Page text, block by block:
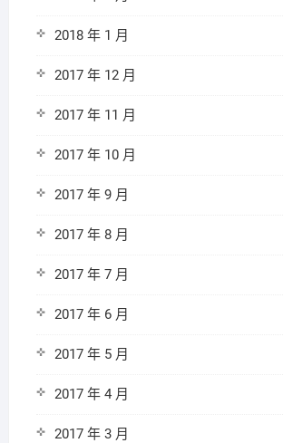
2018 年 1 月
2017 年 12 月
2017 年 11 月
2017 年 10 月
2017 年 9 月
2017 年 8 月
2017 年 7 月
2017 年 6 月
2017 年 5 月
2017 年 4 月
2017 年 3 月